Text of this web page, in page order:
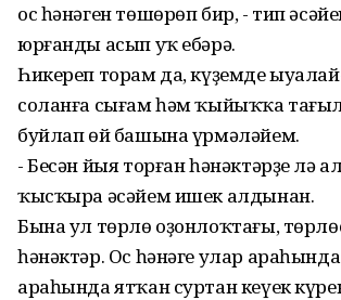
ос һәнәген төшөрөп бир, - тип
юрғанды асып уҡ ебәрә.
Һикереп торам да, күҙемде
соланға сығам һәм ҡыйыҡҡа
буйлап өй башына үрмәләйем.
- Бесән йыя торған һәнәктәрҙе лә
ҡысҡыра әсәйем ишек алдынан.
Бына ул төрлө оҙонлоҡтағы,
һәнәктәр. Ос һәнәге улар
араһында ятҡан суртан кеүек